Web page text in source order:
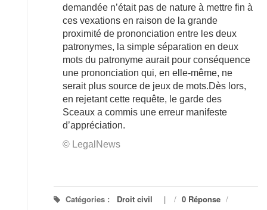
demandée n’était pas de nature à mettre fin à
ces vexations en raison de la grande
proximité de prononciation entre les deux
patronymes, la simple séparation en deux
mots du patronyme aurait pour conséquence
une prononciation qui, en elle-même, ne
serait plus source de jeux de mots.Dès lors,
en rejetant cette requête, le garde des
Sceaux a commis une erreur manifeste
d’appréciation.
© LegalNews
Catégories : Droit civil / 0 Réponse /